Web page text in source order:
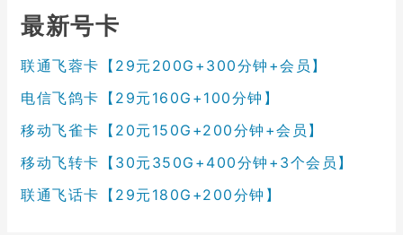
最新号卡
联通飞蓉卡【29元200G+300分钟+会员】
电信飞鸽卡【29元160G+100分钟】
移动飞雀卡【20元150G+200分钟+会员】
移动飞转卡【30元350G+400分钟+3个会员】
联通飞话卡【29元180G+200分钟】